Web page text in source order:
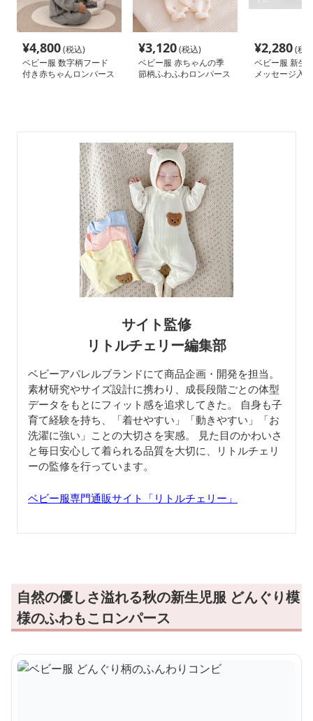
¥4,800(税込)
ベビー服 数字柄フード
付き赤ちゃんロンパース
¥3,120(税込)
ベビー服 赤ちゃんの季
節柄ふわふわロンパース
¥2,280(税
ベビー服 新生
メッセージ入
サイト監修
リトルチェリー編集部
ベビーアパレルブランドにて商品企画・開発を担当。
素材研究やサイズ設計に携わり、成長段階ごとの体型
データをもとにフィット感を追求してきた。 自身も子
育て経験を持ち、「着せやすい」「動きやすい」「お
洗濯に強い」ことの大切さを実感。 見た目のかわいさ
と毎日安心して着られる品質を大切に、リトルチェリ
ーの監修を行っています。
ベビー服専門通販サイト「リトルチェリー」
自然の優しさ溢れる秋の新生児服 どんぐり模
様のふわもこロンパース